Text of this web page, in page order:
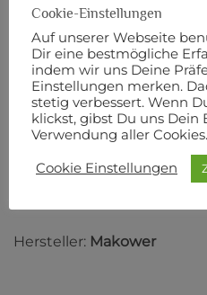
BESCHREIBUNG
ZUSÄTZLICHE
PRODUKTSICHERHEIT
110 cm Breite
100% Baumwolle
Hersteller: Makower
Cookie-Einstellungen
Auf unserer Webseite
Dir eine bestmögliche
indem wir uns Deine
Einstellungen merken.
stetig verbessert. Wenn
klickst, gibst Du uns Dein
Verwendung aller Cookies.
Cookie Einstellungen